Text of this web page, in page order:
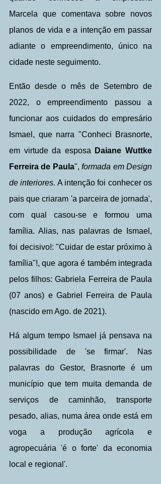
Marcela que comentava sobre novos
planos de vida e a intenção em passar
adiante o empreendimento, único na
cidade neste seguimento.
Então desde o mês de Setembro de
2022, o empreendimento passou a
funcionar aos cuidados do empresário
Ismael, que narra "Conheci Brasnorte,
em virtude da esposa
Daiane Wuttke
Ferreira de Paula", formada em Design
de interiores. A intenção foi conhecer os
pais que criaram 'a parceira de jornada',
com qual casou-se e formou uma
família. Alias, nas palavras de Ismael,
foi decisivo!: "Cuidar de estar próximo à
família"!, que agora é também integrada
pelos filhos: Gabriela Ferreira de Paula
(07 anos) e Gabriel Ferreira de Paula
(nascido em Ago. de 2021).
Há algum tempo Ismael já pensava na
possibilidade de 'se firmar'. Nas
palavras do Gestor, Brasnorte é um
município que tem muita demanda de
serviços de caminhão, transporte
pesado, alias, numa área onde está em
voga a produção agrícola e
agropecuária 'é o forte' da economia
local e regional'.